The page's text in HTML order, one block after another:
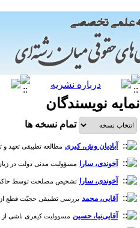
نمایه نویسندگان
تمام نسخه ها
آبادیان وش، کبری مطالعه تطبیقی تعهد و
آخوندی، سارا مسؤولیت مدنی دولت در
آخوندی، سارا تشخیص مصلحت توسط حاکم
آقایی، محمد بررسی تطبیقی حجیّت قطع از
آقایی‌نیا، حسین مسوولیت کیفری ناشی از